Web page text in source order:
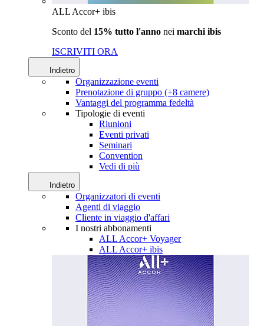
ALL Accor+ ibis
Sconto del 15% tutto l'anno nei marchi ibis
ISCRIVITI ORA
Indietro
Organizzazione eventi
Prenotazione di gruppo (+8 camere)
Vantaggi del programma fedeltà
Tipologie di eventi
Riunioni
Eventi privati
Seminari
Convention
Vedi di più
Indietro
Organizzatori di eventi
Agenti di viaggio
Cliente in viaggio d'affari
I nostri abbonamenti
ALL Accor+ Voyager
ALL Accor+ ibis